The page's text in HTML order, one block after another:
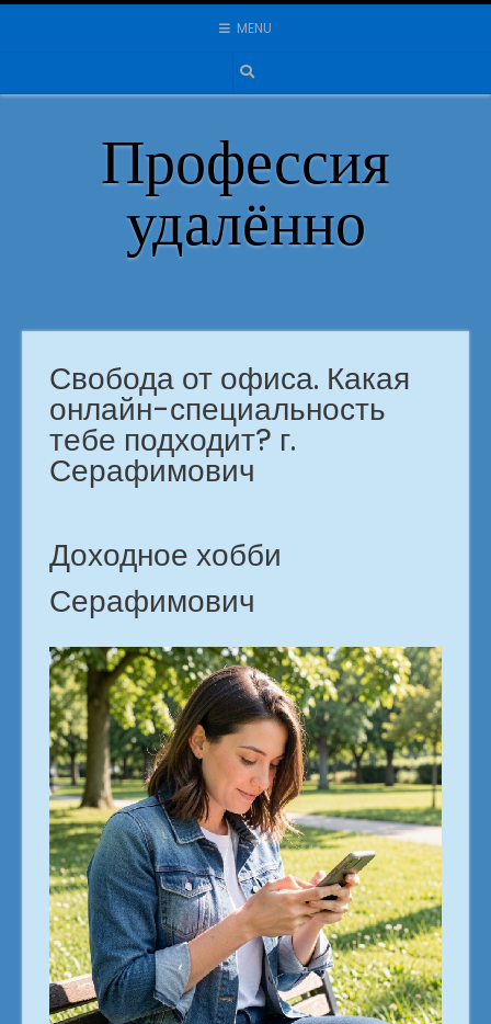
Skip
MENU
Профессия
удалённо
Свобода от офиса. Какая
онлайн-специальность
тебе подходит? г.
Серафимович
Доходное хобби
Серафимович